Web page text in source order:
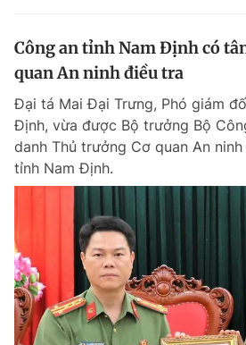
Công an tỉnh Nam Định có
quan An ninh điều tra
Đại tá Mai Đại Trưng, Phó giám
Định, vừa được Bộ trưởng Bộ
danh Thủ trưởng Cơ quan An
tỉnh Nam Định.